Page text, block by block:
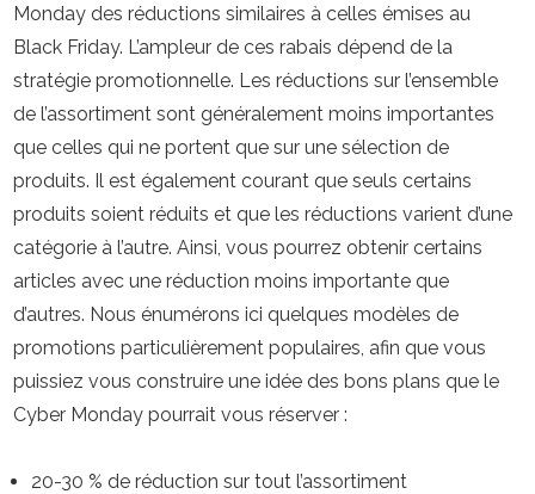
Monday des réductions similaires à celles émises au
Black Friday. L’ampleur de ces rabais dépend de la
stratégie promotionnelle. Les réductions sur l’ensemble
de l’assortiment sont généralement moins importantes
que celles qui ne portent que sur une sélection de
produits. Il est également courant que seuls certains
produits soient réduits et que les réductions varient d’une
catégorie à l’autre. Ainsi, vous pourrez obtenir certains
articles avec une réduction moins importante que
d’autres. Nous énumérons ici quelques modèles de
promotions particulièrement populaires, afin que vous
puissiez vous construire une idée des bons plans que le
Cyber Monday pourrait vous réserver :
20-30 % de réduction sur tout l’assortiment